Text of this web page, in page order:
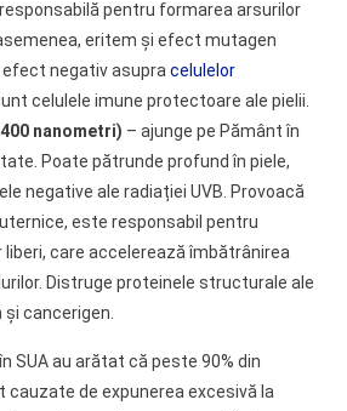
pentru formarea arsurilor
eritem și efect mutagen
efect negativ asupra celulelor
celulele imune protectoare ale pielii.
nanometri) – ajunge pe Pământ în
Poate pătrunde profund în piele,
negative ale radiației UVB. Provoacă
este responsabil pentru
care accelerează îmbătrânirea
Distruge proteinele structurale ale
cancerigen.
SUA au arătat că peste 90% din
cauzate de expunerea excesivă la